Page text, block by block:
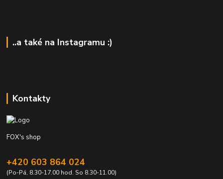
..a také na Instagramu :)
Kontakty
FOX's shop
+420 603 864 024
(Po-Pá, 8.30-17.00 hod. So 8.30-11.00)